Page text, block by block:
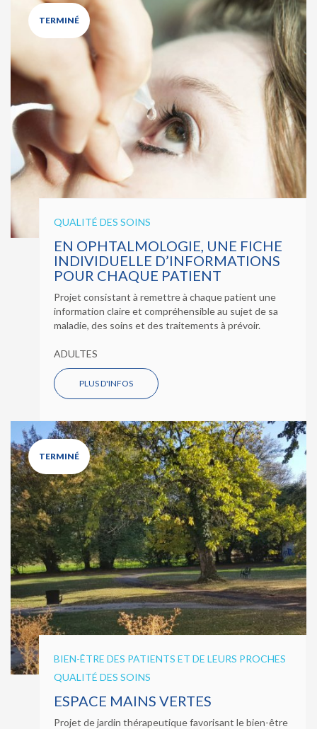
TERMINÉ
QUALITÉ DES SOINS
EN OPHTALMOLOGIE, UNE FICHE
INDIVIDUELLE D’INFORMATIONS
POUR CHAQUE PATIENT
Projet consistant à remettre à chaque patient une
information claire et compréhensible au sujet de sa
maladie, des soins et des traitements à prévoir.
ADULTES
PLUS D'INFOS
TERMINÉ
BIEN-ÊTRE DES PATIENTS ET DE LEURS PROCHES
QUALITÉ DES SOINS
ESPACE MAINS VERTES
Projet de jardin thérapeutique favorisant le bien-être